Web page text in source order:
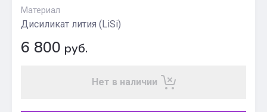
Материал
Дисиликат лития (LiSi)
6 800 руб.
Нет в наличии